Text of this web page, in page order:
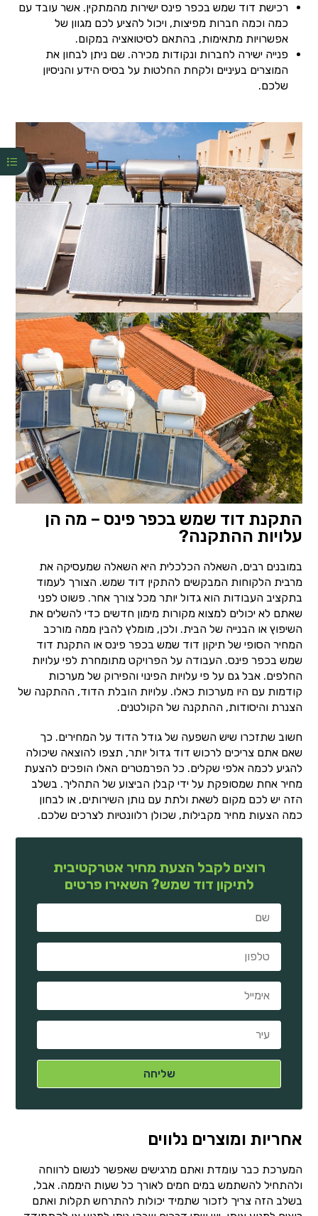
רכישת דוד שמש בכפר פינס ישירות מהמתקין. אשר עובד עם
כמה וכמה חברות מפיצות, ויכול להציע לכם מגוון של
אפשרויות מתאימות, בהתאם לסיטואציה במקום.
פנייה ישירה לחברות ונקודות מכירה. שם ניתן לבחון את
המוצרים בעיניים ולקחת החלטות על בסיס הידע והניסיון
שלכם.
התקנת דוד שמש בכפר פינס – מה הן
עלויות ההתקנה?
במובנים רבים, השאלה הכלכלית היא השאלה שמעסיקה את
מרבית הלקוחות המבקשים להתקין דוד שמש. הצורך לעמוד
בתקציב העבודות הוא גדול יותר מכל צורך אחר. פשוט לפני
שאתם לא יכולים למצוא מקורות מימון חדשים כדי להשלים את
השיפוץ או הבנייה של הבית. ולכן, מומלץ להבין ממה מורכב
המחיר הסופי של תיקון דוד שמש בכפר פינס או התקנת דוד
שמש בכפר פינס. העבודה על הפרויקט מתומחרת לפי עלויות
החלפים. אבל גם על פי עלויות הפינוי והפירוק של מערכות
קודמות עם היו מערכות כאלו. עלויות הובלת הדוד, ההתקנה של
הצנרת והיסודות, ההתקנה של הקולטנים.
חשוב שתזכרו שיש השפעה של גודל הדוד על המחירים. כך
שאם אתם צריכים לרכוש דוד גדול יותר, תצפו להוצאה שיכולה
להגיע לכמה אלפי שקלים. כל הפרמטרים האלו הופכים להצעת
מחיר אחת שמסופקת על ידי קבלן הביצוע של התהליך. בשלב
הזה יש לכם מקום לשאת ולתת עם נותן השירותים, או לבחון
כמה הצעות מחיר מקבילות, שכולן רלוונטיות לצרכים שלכם.
רוצים לקבל הצעת מחיר אטרקטיבית
לתיקון דוד שמש? השאירו פרטים
אחריות ומוצרים נלווים
המערכת כבר עומדת ואתם מרגישים שאפשר לנשום לרווחה
ולהתחיל להשתמש במים חמים לאורך כל שעות היממה. אבל,
בשלב הזה צריך לזכור שתמיד יכולות להתרחש תקלות ואתם